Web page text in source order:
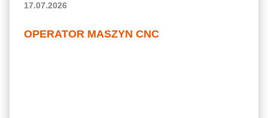
17.07.2026
OPERATOR MASZYN CNC